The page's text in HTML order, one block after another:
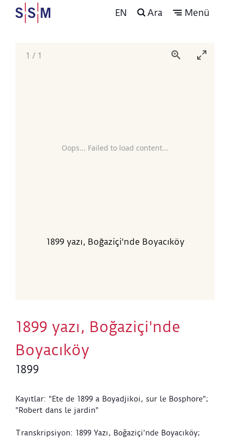
EN Ara Menü
Oops... Failed to load content...
1 / 1
1899 yazı, Boğaziçi'nde Boyacıköy
1899 yazı, Boğaziçi'nde
Boyacıköy
1899
Kayıtlar: "Ete de 1899 a Boyadjikoi, sur le Bosphore";
"Robert dans le jardin"
Transkripsiyon: 1899 Yazı, Boğaziçi'nde Boyacıköy;